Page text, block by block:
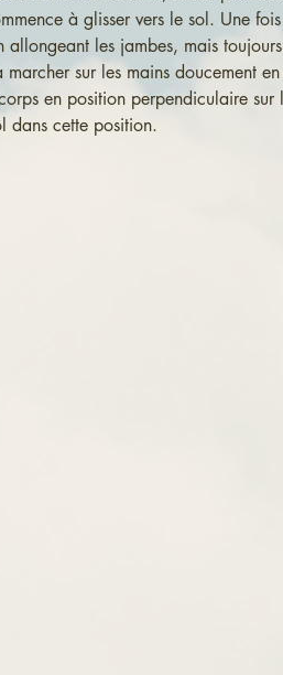
à glisser vers le sol. Une
allongeant les jambes, mais
marcher sur les mains doucement
en position perpendiculaire
dans cette position.